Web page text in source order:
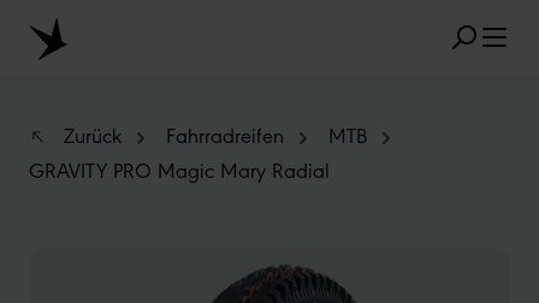
Zum Hauptinhalt springen
TUBELESS
Zurück Fahrradreifen
MTB
GRAVITY PRO Magic Mary Radial